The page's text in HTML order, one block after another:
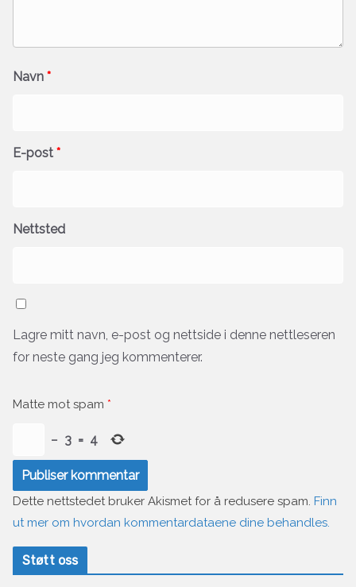
Navn *
E-post *
Nettsted
Lagre mitt navn, e-post og nettside i denne nettleseren
for neste gang jeg kommenterer.
Matte mot spam *
− 3 = 4
Dette nettstedet bruker Akismet for å redusere spam. Finn
ut mer om hvordan kommentardataene dine behandles.
Støtt oss